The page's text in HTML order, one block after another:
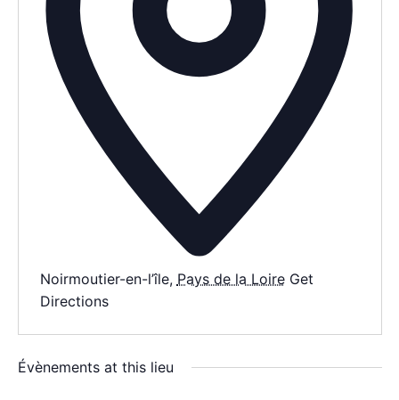
AGENDA
SPECTACLE
À PROPOS
CONTACT
Noirmoutier-en-l’île, Pays de la Loire Get
Directions
Évènements at this lieu